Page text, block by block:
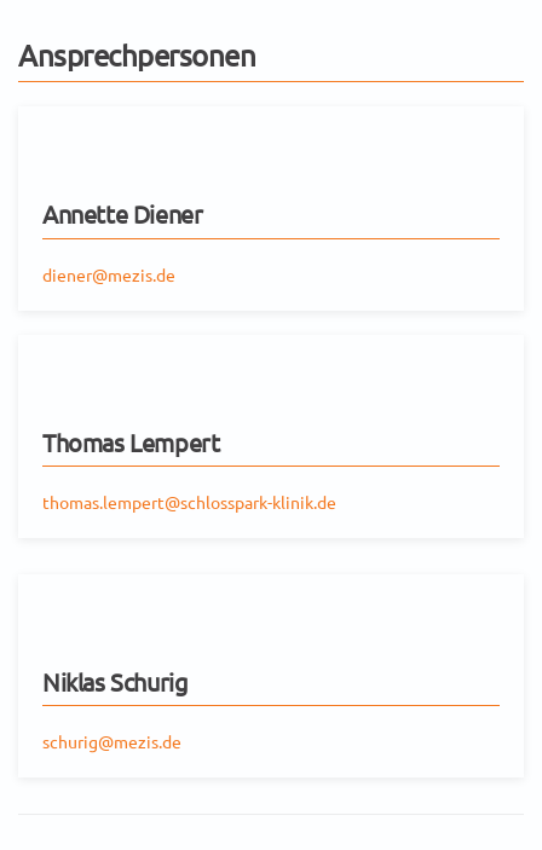
Ansprechpersonen
Annette Diener
diener@mezis.de
Thomas Lempert
thomas.lempert@schlosspark-klinik.de
Niklas Schurig
schurig@mezis.de